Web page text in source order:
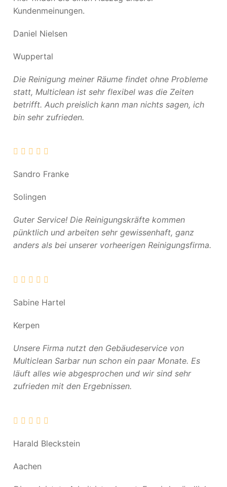
Kundenmeinungen.
Daniel Nielsen
Wuppertal
Die Reinigung meiner Räume findet ohne Probleme
statt, Multiclean ist sehr flexibel was die Zeiten
betrifft. Auch preislich kann man nichts sagen, ich
bin sehr zufrieden.
Sandro Franke
Solingen
Guter Service! Die Reinigungskräfte kommen
pünktlich und arbeiten sehr gewissenhaft, ganz
anders als bei unserer vorheerigen Reinigungsfirma.
Sabine Hartel
Kerpen
Unsere Firma nutzt den Gebäudeservice von
Multiclean Sarbar nun schon ein paar Monate. Es
läuft alles wie abgesprochen und wir sind sehr
zufrieden mit den Ergebnissen.
Harald Bleckstein
Aachen